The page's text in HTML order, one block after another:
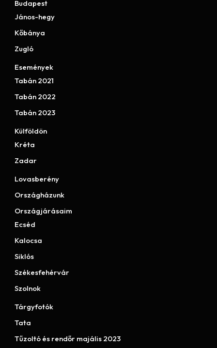
Budapest
János-hegy
Kőbánya
Zugló
Események
Tabán 2021
Tabán 2022
Tabán 2023
Külföldön
Kréta
Zadar
Lovasberény
Országházunk
Országjárásaim
Ecséd
Kalocsa
Siklós
Székesfehérvár
Szolnok
Tárgyfotók
Tata
Tűzoltó és rendőr majális 2023